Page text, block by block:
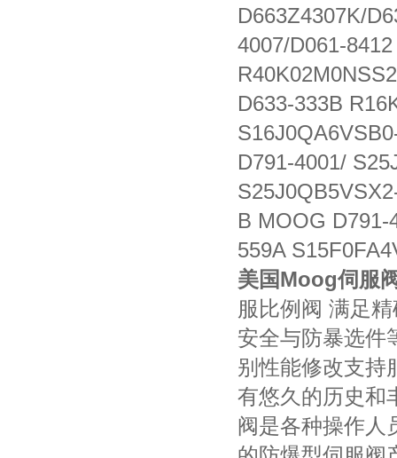
D663Z4307K/
4007/D061-
D633-333B
D791-4001/
B MOOG D791-
559A
美国Moog伺服
服比例阀 满足
安全与防暴选件
别性能修改支持
有悠久的历史和
阀是各种操作人